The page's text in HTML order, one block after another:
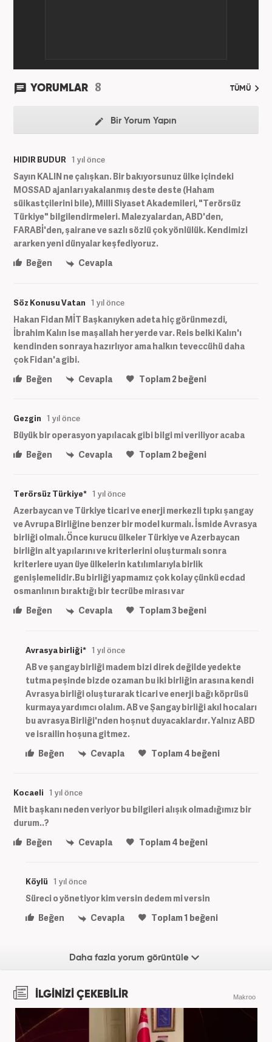
YORUMLAR 8 TÜMÜ
Bir Yorum Yapın
HIDIR BUDUR 1 yıl önce
Sayın KALIN ne çalışkan. Bir bakıyorsunuz ülke içindeki
MOSSAD ajanları yakalanmış deste deste (Haham
süikastçilerini bile), Milli Siyaset Akademileri, "Terörsüz
Türkiye" bilgilendirmeleri. Malezyalardan, ABD'den,
FARABİ'den, şairane ve sazlı sözlü çok yönlülük. Kendimizi
ararken yeni dünyalar keşfediyoruz.
Beğen
Cevapla
Söz Konusu Vatan 1 yıl önce
Hakan Fidan MİT Başkanıyken adeta hiç görünmezdi,
İbrahim Kalın ise maşallah her yerde var. Reis belki Kalın'ı
kendinden sonraya hazırlıyor ama halkın teveccühü daha
çok Fidan'a gibi.
Beğen
Cevapla Toplam2 beğeni
Gezgin 1 yıl önce
Büyük bir operasyon yapılacak gibi bilgi mi veriliyor acaba
Beğen
Cevapla Toplam2beğeni
Terörsüz Türkiye* 1 yıl önce
Azerbaycan ve Türkiye ticari ve enerji merkezli tıpkı şangay
ve Avrupa Birliğine benzer bir model kurmalı. İsmide Avrasya
birliği olmalı.Önce kurucu ülkeler Türkiye ve Azerbaycan
birliğin alt yapılarını ve kriterlerini oluşturmalı sonra
kriterlere uyan üye ülkelerin katılımlarıyla birlik
genişlemelidir.Bu birliği yapmamız çok kolay çünkü ecdad
osmanlının bıraktığı bir tecrübe mirası var
Beğen
Cevapla Toplam3beğeni
Avrasya birliği* 1 yıl önce
AB ve şangay birliği madem bizi direk değilde yedekte
tutma peşinde bizde ozaman bu iki birliğin arasına kendi
Avrasya birliği oluşturarak ticari ve enerji bağı köprüsü
kurmaya yardımcı olalım. AB ve Şangay birliği akıl hocaları
bu avrasya Birliği'nden hoşnut duyacaklardır. Yalnız ABD
ve israilin hoşuna gitmez.
Beğen
Cevapla Toplam4 beğeni
Kocaeli 1 yıl önce
Mit başkanı neden veriyor bu bilgileri alışık olmadığımız bir
durum..?
Beğen
Cevapla Toplam4 beğeni
Köylü 1 yıl önce
Süreci o yönetiyor kim versin dedem mi versin
Beğen
Cevapla Toplam1 beğeni
Daha fazla yorum görüntüle
İLGİNİZİ ÇEKEBİLİR Makroo